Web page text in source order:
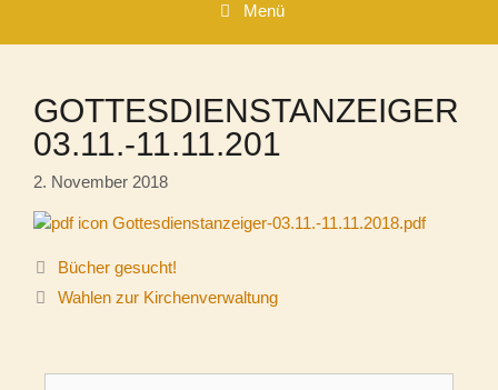
Menü
GOTTESDIENSTANZEIGER
03.11.-11.11.201
2. November 2018
Gottesdienstanzeiger-03.11.-11.11.2018.pdf
Bücher gesucht!
Wahlen zur Kirchenverwaltung